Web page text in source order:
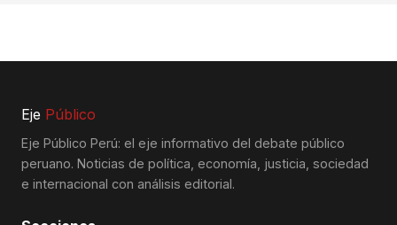
Eje Público
Eje Público Perú: el eje informativo del debate público
peruano. Noticias de política, economía, justicia, sociedad
e internacional con análisis editorial.